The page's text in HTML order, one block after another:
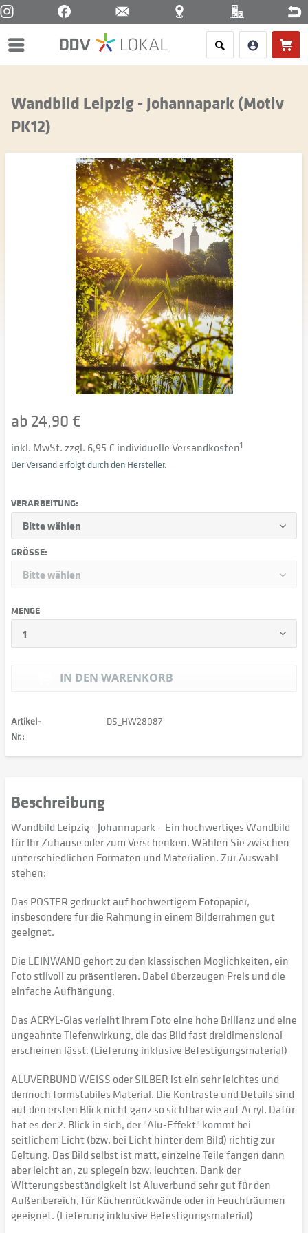
Menü
Wandbild Leipzig - Johannapark (Motiv
PK12)
ab 24,90 €
inkl. MwSt. zzgl. 6,95 € individuelle Versandkosten1
Der Versand erfolgt durch den Hersteller.
VERARBEITUNG:
GRÖSSE:
MENGE
IN DEN WARENKORB
Artikel-
Nr.:
DS_HW28087
Beschreibung
Wandbild Leipzig - Johannapark – Ein hochwertiges Wandbild
für Ihr Zuhause oder zum Verschenken. Wählen Sie zwischen
unterschiedlichen Formaten und Materialien. Zur Auswahl
stehen:
Das POSTER gedruckt auf hochwertigem Fotopapier,
insbesondere für die Rahmung in einem Bilderrahmen gut
geeignet.
Die LEINWAND gehört zu den klassischen Möglichkeiten, ein
Foto stilvoll zu präsentieren. Dabei überzeugen Preis und die
einfache Aufhängung.
Das ACRYL-Glas verleiht Ihrem Foto eine hohe Brillanz und eine
ungeahnte Tiefenwirkung, die das Bild fast dreidimensional
erscheinen lässt. (Lieferung inklusive Befestigungsmaterial)
ALUVERBUND WEISS oder SILBER ist ein sehr leichtes und
dennoch formstabiles Material. Die Kontraste und Details sind
auf den ersten Blick nicht ganz so sichtbar wie auf Acryl. Dafür
hat es der 2. Blick in sich, der "Alu-Effekt" kommt bei
seitlichem Licht (bzw. bei Licht hinter dem Bild) richtig zur
Geltung. Das Bild selbst ist matt, einzelne Teile fangen dann
aber leicht an, zu spiegeln bzw. leuchten. Dank der
Witterungsbeständigkeit ist Aluverbund sehr gut für den
Außenbereich, für Küchenrückwände oder in Feuchträumen
geeignet. (Lieferung inklusive Befestigungsmaterial)